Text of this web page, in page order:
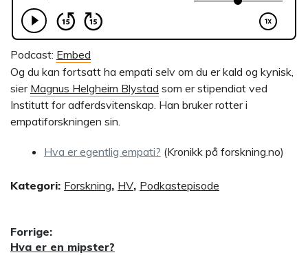
Podcast: Embed
Og du kan fortsatt ha empati selv om du er kald og kynisk,
sier Magnus Helgheim Blystad som er stipendiat ved
Institutt for adferdsvitenskap. Han bruker rotter i
empatiforskningen sin.
Hva er egentlig empati? (Kronikk på forskning.no)
Kategori: Forskning, HV, Podkastepisode
Innleggsnavigasjon
Forrige:
Forrige
Hva er en mipster?